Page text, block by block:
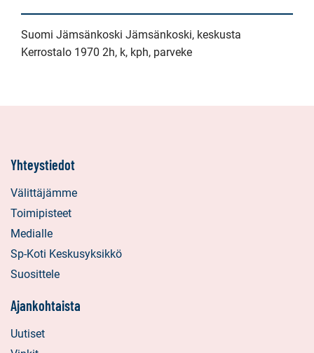
Suomi Jämsänkoski Jämsänkoski, keskusta
Kerrostalo 1970 2h, k, kph, parveke
Yhteystiedot
Välittäjämme
Toimipisteet
Medialle
Sp-Koti Keskusyksikkö
Suosittele
Ajankohtaista
Uutiset